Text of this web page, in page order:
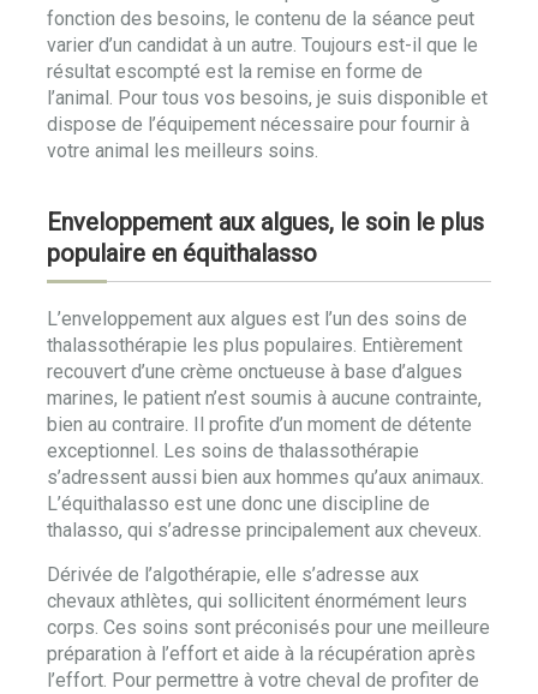
fonction des besoins, le contenu de la séance peut
varier d’un candidat à un autre. Toujours est-il que le
résultat escompté est la remise en forme de
l’animal. Pour tous vos besoins, je suis disponible et
dispose de l’équipement nécessaire pour fournir à
votre animal les meilleurs soins.
Enveloppement aux algues, le soin le plus
populaire en équithalasso
L’enveloppement aux algues est l’un des soins de
thalassothérapie les plus populaires. Entièrement
recouvert d’une crème onctueuse à base d’algues
marines, le patient n’est soumis à aucune contrainte,
bien au contraire. Il profite d’un moment de détente
exceptionnel. Les soins de thalassothérapie
s’adressent aussi bien aux hommes qu’aux animaux.
L’équithalasso est une donc une discipline de
thalasso, qui s’adresse principalement aux cheveux.
Dérivée de l’algothérapie, elle s’adresse aux
chevaux athlètes, qui sollicitent énormément leurs
corps. Ces soins sont préconisés pour une meilleure
préparation à l’effort et aide à la récupération après
l’effort. Pour permettre à votre cheval de profiter de